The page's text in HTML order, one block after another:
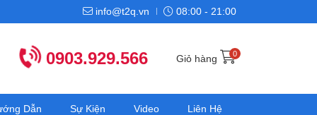
info@t2q.vn 08:00 - 21:00
0903.929.566 Giỏ hàng 0
Dẫn Sự Kiện Video Liên Hệ